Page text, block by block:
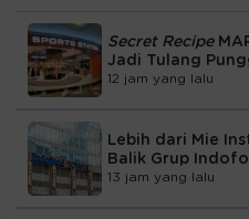
Secret Recipe
Jadi Tulang
12 jam yang lalu
Lebih dari Mie
Balik Grup
13 jam yang lalu